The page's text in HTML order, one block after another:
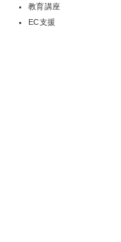
教育講座
EC支援